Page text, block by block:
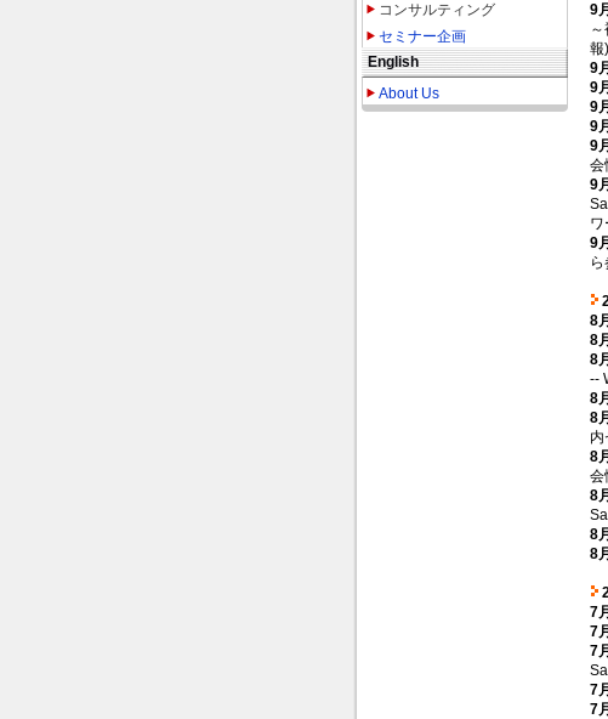
コンサルティング
セミナー企画
English
About Us
9
報)
9
9
9
9
9
会
9
9
8
8
8
--
8
8
内
8
会
8
8
8
7
7
7
7
7